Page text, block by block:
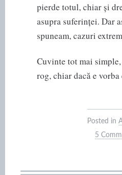
pierde totul, chiar și
asupra suferinței. Dar
spuneam, cazuri
Cuvinte tot mai
rog, chiar dacă e vorba
Posted in
5